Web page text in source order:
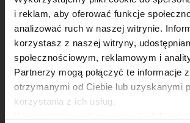
i reklam, aby oferować funkcje
analizować ruch w naszej witrynie.
korzystasz z naszej witryny,
społecznościowym, reklamowym i
Partnerzy mogą połączyć te informacje
otrzymanymi od Ciebie lub uzyskanymi
korzystania z ich usług.